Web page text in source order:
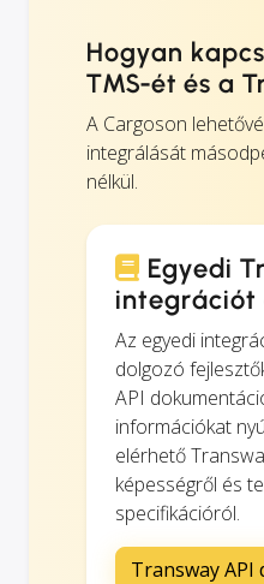
Hogyan
TMS-ét és a
A Cargoson
integrálását
nélkül.
Egyedi
integrációt
Az egyedi
dolgozó
API
információkat
elérhető
képességről és
specifikációról.
Transway API